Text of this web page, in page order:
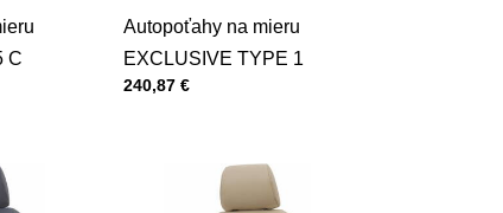
C
Autopoťahy na mieru
EXCLUSIVE TYPE 1
Cena s DPH
240,87 €